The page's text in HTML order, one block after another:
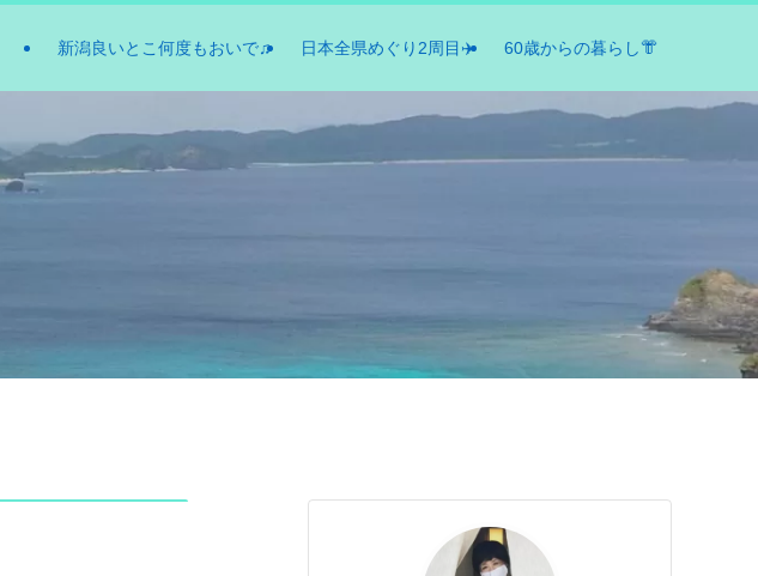
新潟良いとこ何度もおいで♫ 日本全県めぐり2周目✈️ 60歳からの暮らし👘